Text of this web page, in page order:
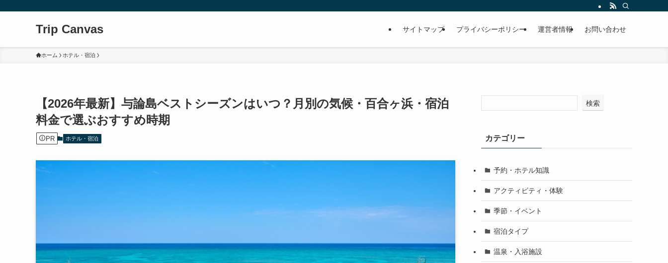
Trip Canvas サイトマップ プライバシーポリシー 運営者情報 お問い合わせ
ホーム ホテル・宿泊
【2026年最新】与論島ベストシーズンはいつ？月別の気候・百合ヶ浜・宿泊
料金で選ぶおすすめ時期
PR ホテル・宿泊
検索
カテゴリー
予約・ホテル知識
アクティビティ・体験
季節・イベント
宿泊タイプ
温泉・入浴施設